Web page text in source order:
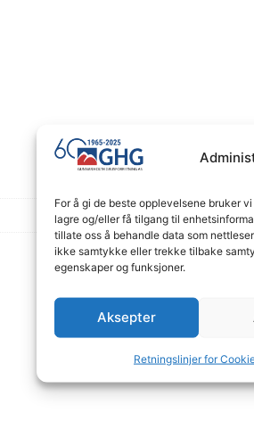
For å gi de beste opplevelsene bruker
lagre og/eller få tilgang til
tillate oss å behandle data som
ikke samtykke eller trekke tilbake
egenskaper og funksjoner.
Aksepter
Retningslinjer for